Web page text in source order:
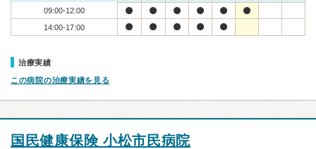
09:00-12:00
14:00-17:00
治療実績
この病院の治療実績を見る
国民健康保険 小松市民病院